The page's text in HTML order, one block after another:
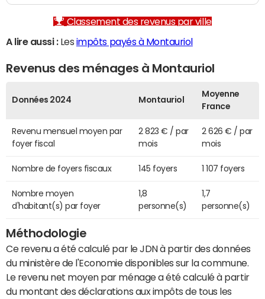
Classement des revenus par ville
A lire aussi :Les impôts payés à Montauriol
Revenus des ménages à Montauriol
Données 2024 Montauriol
Moyenne
France
Revenu mensuel moyen par
foyer fiscal
2 823 € / par
mois
2 626 € / par
mois
Nombre de foyers fiscaux 145 foyers 1 107 foyers
Nombre moyen
d'habitant(s) par foyer
1,8
personne(s)
1,7
personne(s)
Méthodologie
Ce revenu a été calculé par le JDN à partir des données
du ministère de l'Economie disponibles sur la commune.
Le revenu net moyen par ménage a été calculé à partir
du montant des déclarations aux impôts de tous les